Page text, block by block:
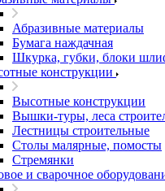
Абразивные материалы
Бумага наждачная
Шкурка, губки, блоки
конструкции
Высотные конструкции
Вышки-туры, леса
Лестницы строительные
Столы малярные, помосты
Стремянки
и сварочное